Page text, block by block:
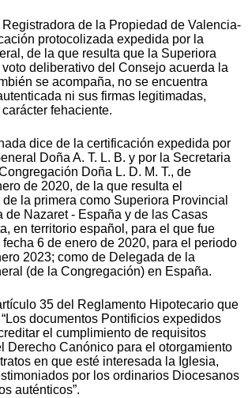
de la Propiedad de Valencia-
protocolizada expedida por la
de la que resulta que la Superiora
deliberativo del Consejo acuerda la
se acompaña, no se encuentra
ni sus firmas legitimadas,
fehaciente.
dice de la certificación expedida por
Doña A. T. L. B. y por la Secretaria
Doña L. D. M. T., de
de 2020, de la que resulta el
la primera como Superiora Provincial
de Nazaret - España y de las Casas
en territorio español, para el que fue
6 de enero de 2020, para el periodo
2023; como de Delegada de la
(de la Congregación) en España.
35 del Reglamento Hipotecario que
documentos Pontificios expedidos
el cumplimiento de requisitos
Derecho Canónico para el otorgamiento
en que esté interesada la Iglesia,
por los ordinarios Diocesanos
auténticos”.